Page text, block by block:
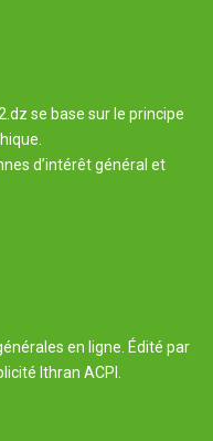
se base sur le principe
d’intérêt général et
en ligne. Édité par
Ithran ACPI.